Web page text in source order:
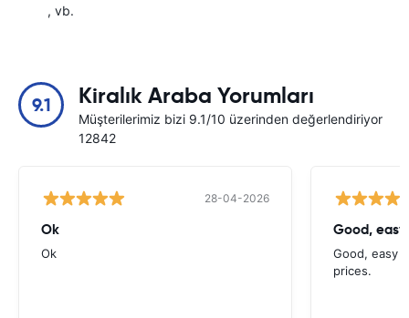
, vb.
9.1 Kiralık Araba Yorumları
Müşterilerimiz bizi 9.1/10 üzerinden değerlendiriyor
12842
28-04-2026
Ok
Ok
Good,
Good, easy
prices.